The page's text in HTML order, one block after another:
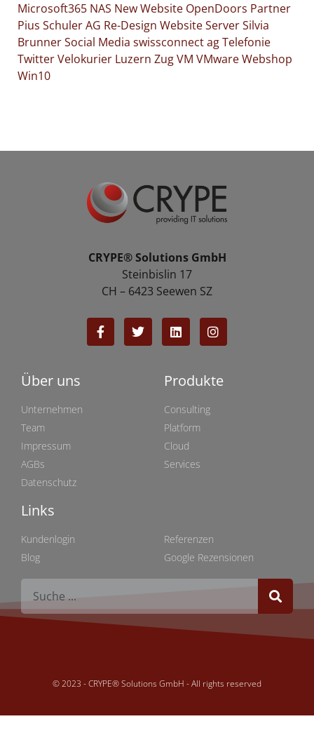
Microsoft365 NAS New Website OpenDoors Partner
Pius Schuler AG Re-Design WebsiteServerSilvia
BrunnerSocial Media swissconnect agTelefonie
TwitterVelokurier Luzern ZugVM VMwareWebshop
Win10
CRYPE® Solutions GmbH
Steinbislin 17
CH – 6423 Seewen SZ
Über uns
Unternehmen
Team
Impressum
AGBs
Datenschutz
Produkte
Consulting
Platform
Cloud
Services
Links
Kundenlogin
Blog
Referenzen
Google Rezensionen
© 2023 - CRYPE® Solutions GmbH - All rights reserved